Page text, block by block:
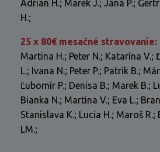
Adrian H.; Marek J.; Jana P.;
H.;
25 x 80€ mesačné stravovanie:
Martina H.; Peter N.; Katarína V.;
L.; Ivana N.; Peter P.; Patrik B.;
Ľubomír P.; Denisa B.; Marek B.;
Bianka N.; Martina V.; Eva L.;
Stanislava K.; Lucia H.; Maroš R.;
LM.;